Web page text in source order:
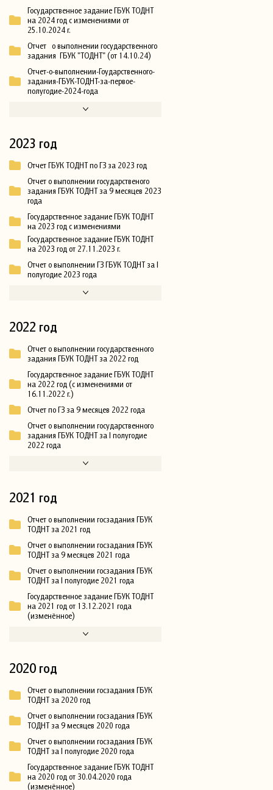
Государственное задание ГБУК ТОДНТ
на 2024 год с изменениями от
25.10.2024 г.
Отчет о выполнении государственного
задания ГБУК "ТОДНТ" (от 14.10.24)
Отчет-о-выполнении-Гоударственного-
задания-ГБУК-ТОДНТ-за-первое-
полугодие-2024-года
2023 год
Отчет ГБУК ТОДНТ по ГЗ за 2023 год
Отчет о выполнении государственого
задания ГБУК ТОДНТ за 9 месяцев 2023
года
Государственное задание ГБУК ТОДНТ
на 2023 год с изменениями
Государственное задание ГБУК ТОДНТ
на 2023 год от 27.11.2023 г.
Отчет о выполнении ГЗ ГБУК ТОДНТ за I
полугодие 2023 года
2022 год
Отчет о выполнении государственного
задания ГБУК ТОДНТ за 2022 год
Государственное задание ГБУК ТОДНТ
на 2022 год (с изменениями от
16.11.2022 г.)
Отчет по ГЗ за 9 месяцев 2022 года
Отчет о выполнении государственного
задания ГБУК ТОДНТ за I полугодие
2022 года
2021 год
Отчет о выполнении госзадания ГБУК
ТОДНТ за 2021 год
Отчет о выполнении госзадания ГБУК
ТОДНТ за 9 месяцев 2021 года
Отчет о выполнении госзадания ГБУК
ТОДНТ за I полугодие 2021 года
Государственное задание ГБУК ТОДНТ
на 2021 год от 13.12.2021 года
(изменённое)
2020 год
Отчет о выполнении госзадания ГБУК
ТОДНТ за 2020 год
Отчет о выполнении госзадания ГБУК
ТОДНТ за 9 месяцев 2020 года
Отчет о выполнении госзадания ГБУК
ТОДНТ за I полугодие 2020 года
Государственное задание ГБУК ТОДНТ
на 2020 год от 30.04.2020 года
(изменённое)